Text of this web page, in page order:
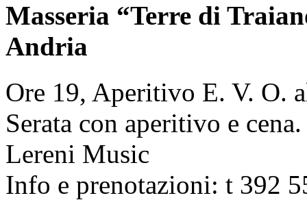
Masseria “Terre di
Andria
Ore 19, Aperitivo E. V. O.
Serata con aperitivo e
Lereni Music
Info e prenotazioni: t 392